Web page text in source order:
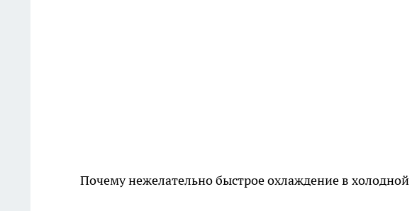
Почему нежелательно быстрое охлаждение в холодной